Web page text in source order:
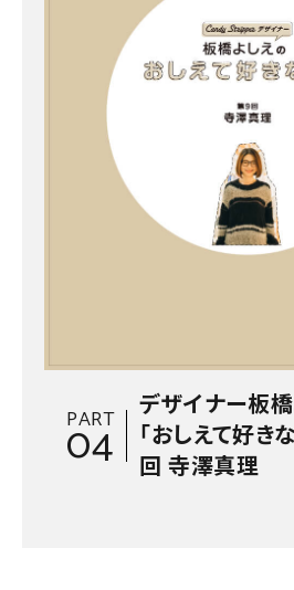
PART
04
デザイナー板
「おしえて好き
回 寺澤真理